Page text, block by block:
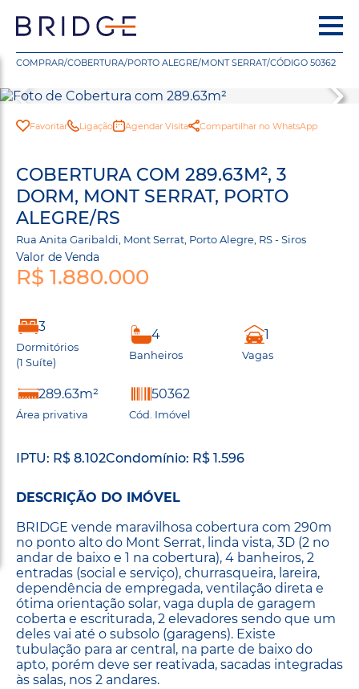
COMPRAR/COBERTURA/PORTO ALEGRE/MONT SERRAT/CÓDIGO 50362
Favoritar Ligação Agendar Visita Compartilhar no WhatsApp
COBERTURA COM 289.63M², 3
DORM, MONT SERRAT, PORTO
ALEGRE/RS
Rua Anita Garibaldi, Mont Serrat, Porto Alegre, RS - Siros
Valor de Venda
R$ 1.880.000
3
Dormitórios
(1 Suíte)
4
Banheiros
1
Vagas
289.63m²
Área privativa
50362
Cód. Imóvel
IPTU: R$ 8.102Condomínio: R$ 1.596
DESCRIÇÃO DO IMÓVEL
BRIDGE vende maravilhosa cobertura com 290m
no ponto alto do Mont Serrat, linda vista, 3D (2 no
andar de baixo e 1 na cobertura), 4 banheiros, 2
entradas (social e serviço), churrasqueira, lareira,
dependência de empregada, ventilação direta e
ótima orientação solar, vaga dupla de garagem
coberta e escriturada, 2 elevadores sendo que um
deles vai até o subsolo (garagens). Existe
tubulação para ar central, na parte de baixo do
apto, porém deve ser reativada, sacadas integradas
às salas, nos 2 andares.